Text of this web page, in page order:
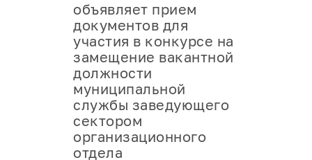
объявляет прием
документов для
участия в конкурсе на
замещение вакантной
должности
муниципальной
службы заведующего
сектором
организационного
отдела